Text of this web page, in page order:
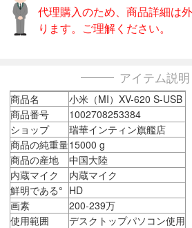
代理購入のため、商品詳細は
ります。ご理解ください。
アイテム説明
商品名
小米（MI）XV-620 S-USB
商品番号
1002708253384
ショップ
瑞華インティン旗艦店
商品の純重量15000 g
商品の産地
中国大陸
内蔵マイク
内蔵マイク
鮮明である° HD
画素
200-239万
使用範囲
デスクトップパソコン使用